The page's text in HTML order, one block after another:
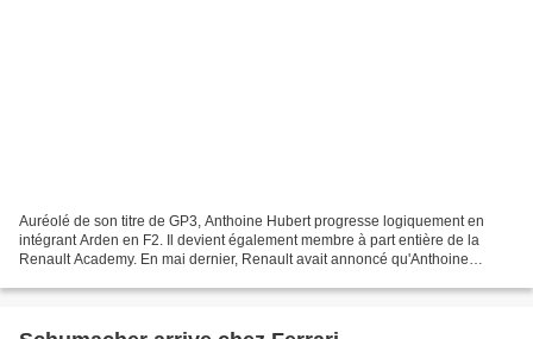
Auréolé de son titre de GP3, Anthoine Hubert progresse logiquement en
intégrant Arden en F2. Il devient également membre à part entière de la
Renault Academy. En mai dernier, Renault avait annoncé qu'Anthoine